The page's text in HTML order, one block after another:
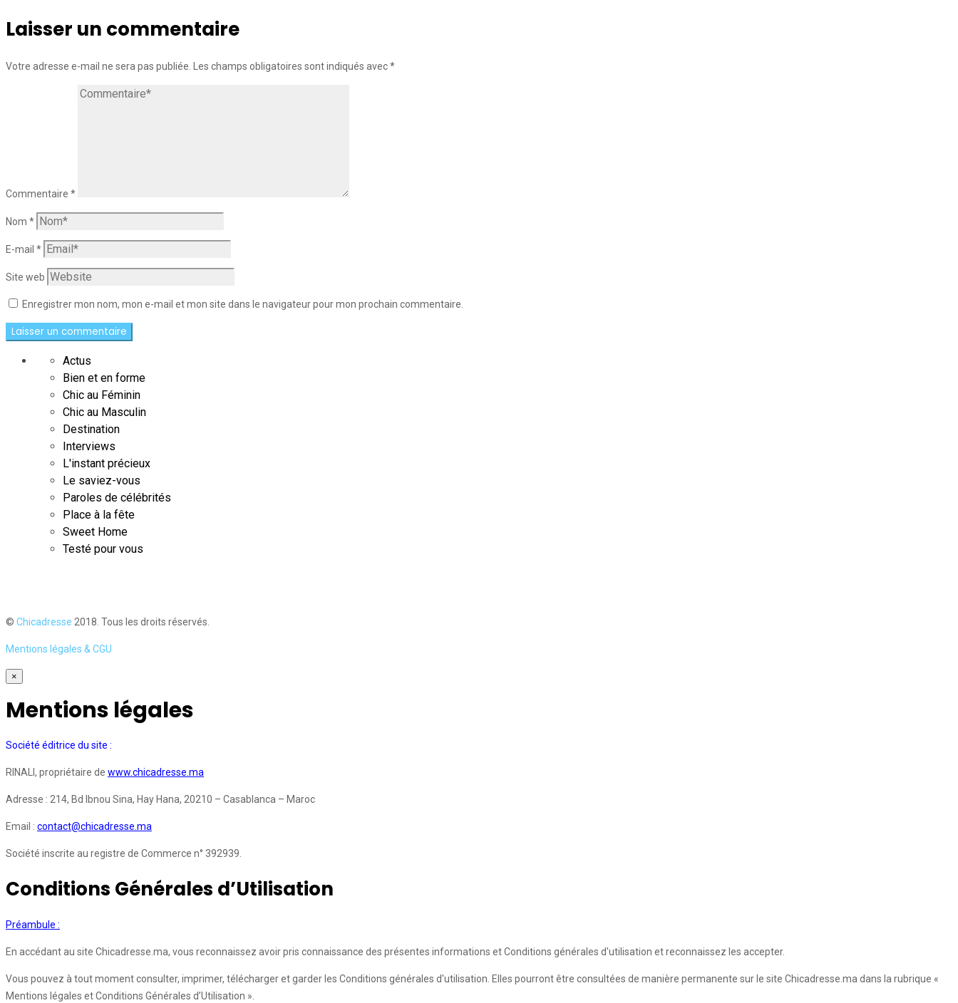
Laisser un commentaire
Votre adresse e-mail ne sera pas publiée. Les champs obligatoires sont indiqués avec*
Commentaire *
Nom *
E-mail *
Site web
Enregistrer mon nom, mon e-mail et mon site dans le navigateur pour mon prochain commentaire.
Actus
Bien et en forme
Chic au Féminin
Chic au Masculin
Destination
Interviews
L'instant précieux
Le saviez-vous
Paroles de célébrités
Place à la fête
Sweet Home
Testé pour vous
© Chicadresse 2018. Tous les droits réservés.
Mentions légales & CGU
×
Mentions légales
Société éditrice du site :
RINALI, propriétaire de www.chicadresse.ma
Adresse : 214, Bd Ibnou Sina, Hay Hana, 20210 – Casablanca – Maroc
Email : contact@chicadresse.ma
Société inscrite au registre de Commerce n° 392939.
Conditions Générales d’Utilisation
Préambule :
En accédant au site Chicadresse.ma, vous reconnaissez avoir pris connaissance des présentes informations et Conditions générales d'utilisation et reconnaissez les accepter.
Vous pouvez à tout moment consulter, imprimer, télécharger et garder les Conditions générales d'utilisation. Elles pourront être consultées de manière permanente sur le site Chicadresse.ma dans la rubrique «
Mentions légales et Conditions Générales d’Utilisation ».